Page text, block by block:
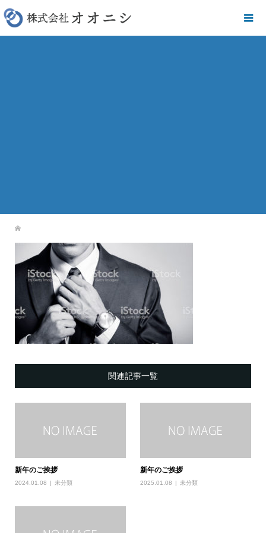
関連記事一覧
新年のご挨拶
2024.01.08 未分類
新年のご挨拶
2025.01.08 未分類